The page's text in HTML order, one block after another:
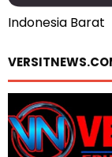
Indonesia Barat